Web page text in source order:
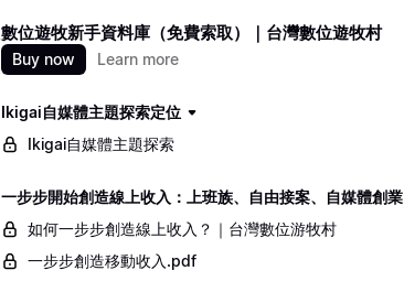
數位遊牧新手資料庫（免費索取）｜台灣數位遊牧村
Buy now Learn more
Ikigai自媒體主題探索定位
Ikigai自媒體主題探索
一步步開始創造線上收入：上班族、自由接案、自媒體創業
如何一步步創造線上收入？｜台灣數位游牧村
一步步創造移動收入.pdf